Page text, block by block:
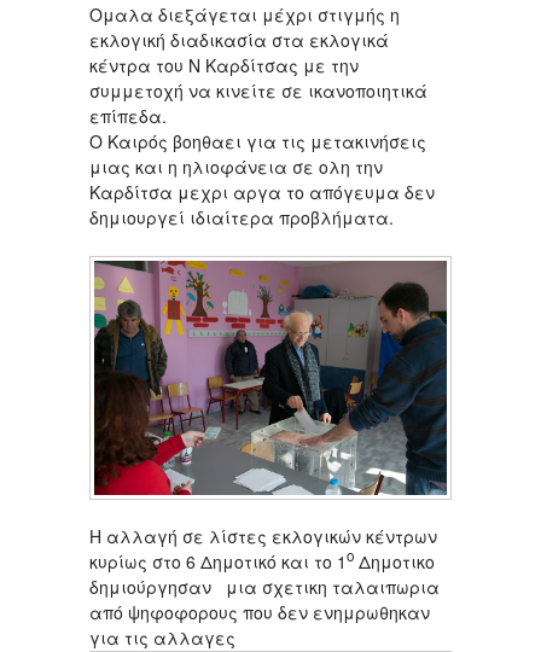
Oμαλα διεξάγεται μέχρι στιγμής η
εκλογική διαδικασία στα εκλογικά
κέντρα του Ν Καρδίτσας με την
συμμετοχή να κινείτε σε ικανοποιητικά
επίπεδα.
Ο Καιρός βοηθαει για τις μετακινήσεις
μιας και η ηλιοφάνεια σε ολη την
Καρδίτσα μεχρι αργα το απόγευμα δεν
δημιουργεί ιδιαίτερα προβλήματα.
Η αλλαγή σε λίστες εκλογικών κέντρων
κυρίως στο 6 Δημοτικό και το 1ο Δημοτικο
δημιούργησαν μια σχετικη ταλαιπωρια
από ψηφοφορους που δεν ενημρωθηκαν
για τις αλλαγες